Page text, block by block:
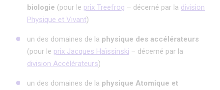
biologie (pour le prix Treefrog – décerné par la division
Physique et Vivant)
un des domaines de la physique des accélérateurs
(pour le prix Jacques Haïssinski – décerné par la
division Accélérateurs)
un des domaines de la physique Atomique et